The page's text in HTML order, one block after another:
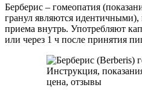
Берберис – гомеопатия
гранул являются идентичными),
приема внутрь. Употребляют
или через 1 ч после принятия